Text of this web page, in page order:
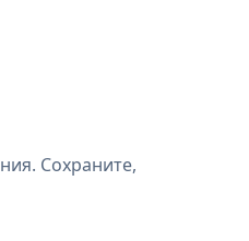
Сохраните,